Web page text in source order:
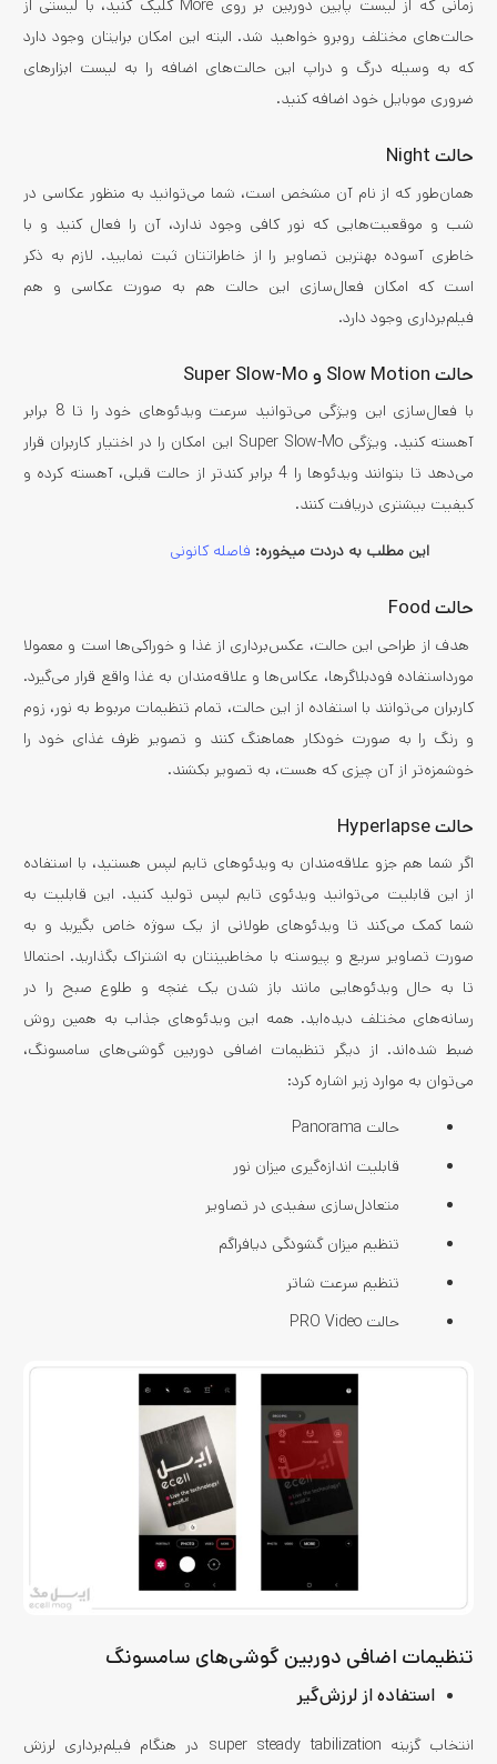
زمانی که از لیست پایین دوربین بر روی More کلیک کنید، با لیستی از
حالت‌های مختلف روبرو خواهید شد. البته این امکان برایتان وجود دارد
که به وسیله درگ و دراپ این حالت‌های اضافه را به لیست ابزارهای
ضروری موبایل خود اضافه کنید.
حالت Night
همان‌طور که از نام آن مشخص است، شما می‌توانید به منظور عکاسی در
شب و موقعیت‌هایی که نور کافی وجود ندارد، آن را فعال کنید و با
خاطری آسوده بهترین تصاویر را از خاطراتتان ثبت نمایید. لازم به ذکر
است که امکان فعال‌سازی این حالت هم به صورت عکاسی و هم
فیلم‌برداری وجود دارد.
حالت Slow Motion و Super Slow-Mo
با فعال‌سازی این ویژگی می‌توانید سرعت ویدئوهای خود را تا 8 برابر
آهسته‌ کنید. ویژگی Super Slow-Mo این امکان را در اختیار کاربران قرار
می‌دهد تا بتوانند ویدئوها را 4 برابر کندتر از حالت قبلی، آهسته کرده و
کیفیت بیشتری دریافت کنند.
این مطلب به دردت میخوره: فاصله کانونی
حالت Food
هدف از طراحی این حالت، عکس‌برداری از غذا و خوراکی‌ها است و معمولا
مورداستفاده فودبلاگرها، عکاس‌ها و علاقه‌مندان به غذا واقع قرار می‌گیرد.
کاربران می‌توانند با استفاده از این حالت، تمام تنظیمات مربوط به نور، زوم
و رنگ را به صورت خودکار هماهنگ کنند و تصویر ظرف غذای خود را
خوشمزه‌تر از آن چیزی که هست، به تصویر بکشند.
حالت Hyperlapse
اگر شما هم جزو علاقه‌مندان به ویدئوهای تایم لپس هستید، با استفاده
از این قابلیت می‌توانید ویدئوی تایم لپس تولید کنید. این قابلیت به
شما کمک می‌کند تا ویدئوهای طولانی از یک سوژه خاص بگیرید و به
صورت تصاویر سریع و پیوسته با مخاطبینتان به اشتراک بگذارید. احتمالا
تا به حال ویدئوهایی مانند باز شدن یک غنچه و طلوع صبح را در
رسانه‌های مختلف دیده‌اید. همه این ویدئوهای جذاب به همین روش
ضبط شده‌اند. از دیگر تنظیمات اضافی دوربین گوشی‌های سامسونگ،
می‌توان به موارد زیر اشاره کرد:
حالت Panorama
قابلیت اندازه‌گیری میزان نور
متعادل‌سازی سفیدی در تصاویر
تنظیم میزان گشودگی دیافراگم
تنظیم سرعت شاتر
حالت PRO Video
تنظیمات اضافی دوربین گوشی‌های سامسونگ
استفاده از لرزش‌گیر
انتخاب گزینه super steady tabilization در هنگام فیلم‌برداری لرزش